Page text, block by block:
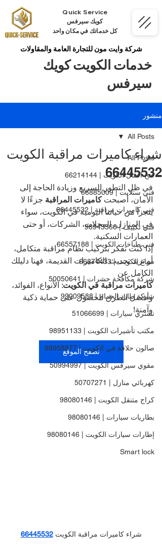
Quick Service
كويك سيرفس
كل خدماتك في مكان واحد
شركة وايت مون للتجارة العامة والمقاولات
خدمات الكويت كويك
سيرفس
منشور
All Posts
فتح اقفال الكويت | 66214144
فني ستلايت | 66885009
فني كاميرات مراقبة | 66445532
فني تكييف | 98943366
فني طباخات الكويت | 66557188
صباغ الكويت | 66874433
شركة مكافحة حشرات | 50050641
شركة طارد الحمام | 99009588
نشتري سيارات | 51066699
مكتب تأشيرات الكويت | 98951133
صالون حلاقة في الكويت | 98958877
مقوي سيرفس الكويت | 50994997
كهربائي منازل | 50707271
كراج متنقل الكويت | 98080146
بطاريات سيارات | 98080146
إطارات سيارات الكويت | 98080146
Smart lock
All Posts
شراء كاميرات مراقبة الكويت
66445532
في ظل التطور السريع وزيادة الحاجة إلى
الأمان، أصبحت كاميرات المراقبة جزءًا لا
يتجزأ من حياتنا اليومية في الكويت، سواء
في المنازل، المحلات، الشركات، أو حتى
العمارات السكنية.
إذا كنت تفكر بتركيب نظام مراقبة متكامل،
أو تريد تحديث الكاميرات القديمة، فهنا دليلك
الكامل عن
كاميرات مراقبة في الكويت: الأنواع، الفوائد،
وأفضل الطرق للحصول على حماية ذكية
وآمنة!
تصفح الموقع
شراء كاميرات مراقبة الكويت 66445532